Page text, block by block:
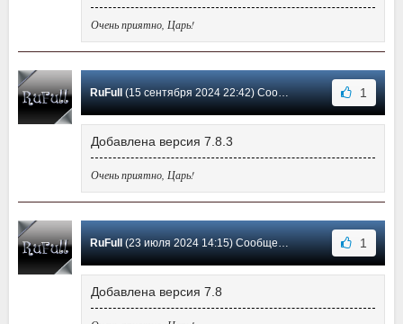
Очень приятно, Царь!
RuFull (15 сентября 2024 22:42) Сообщение #8 1
Добавлена версия 7.8.3
Очень приятно, Царь!
RuFull (23 июля 2024 14:15) Сообщение #7 1
Добавлена версия 7.8